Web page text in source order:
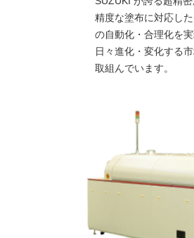
精度な塗布に対応し
の自動化・合理化を
日々進化・変化する
取組んでいます。